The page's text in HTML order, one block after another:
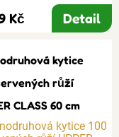
Kč Detail
kytice
růží
CLASS 60 cm